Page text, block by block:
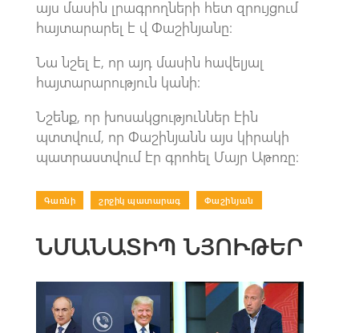
այս մասին լրագրողների հետ զրույցում
հայտարարել է վ Փաշինյանը։
Նա նշել է, որ այդ մասին հավելյալ
հայտարարություն կանի։
Նշենք, որ խոսակցություններ էին
պտտվում, որ Փաշինյանն այս կիրակի
պատրաստվում էր գրոհել Մայր Աթոռը։
Գառնի շրջիկ պատարագ Փաշինյան
ՆՄԱՆԱՏԻՊ ՆՅՈՒԹԵՐ